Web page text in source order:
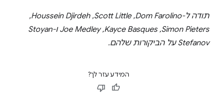
תודה ל-Dom Farolino,‏ Scott Little,‏ Houssein Djirdeh,‏
Simon Pieters,‏ Kayce Basques,‏ Joe Medley ו-Stoyan
Stefanov על הביקורות שלהם.
המידע עזר לך?